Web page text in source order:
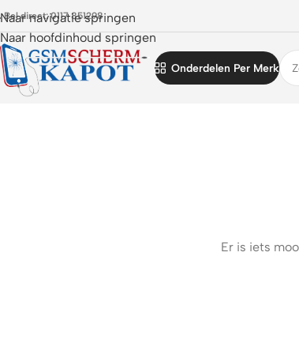
Naar navigatie springen
Naar hoofdinhoud springen
Bel direct: 0117 851298
Onderdelen Per Merk
Er is iets